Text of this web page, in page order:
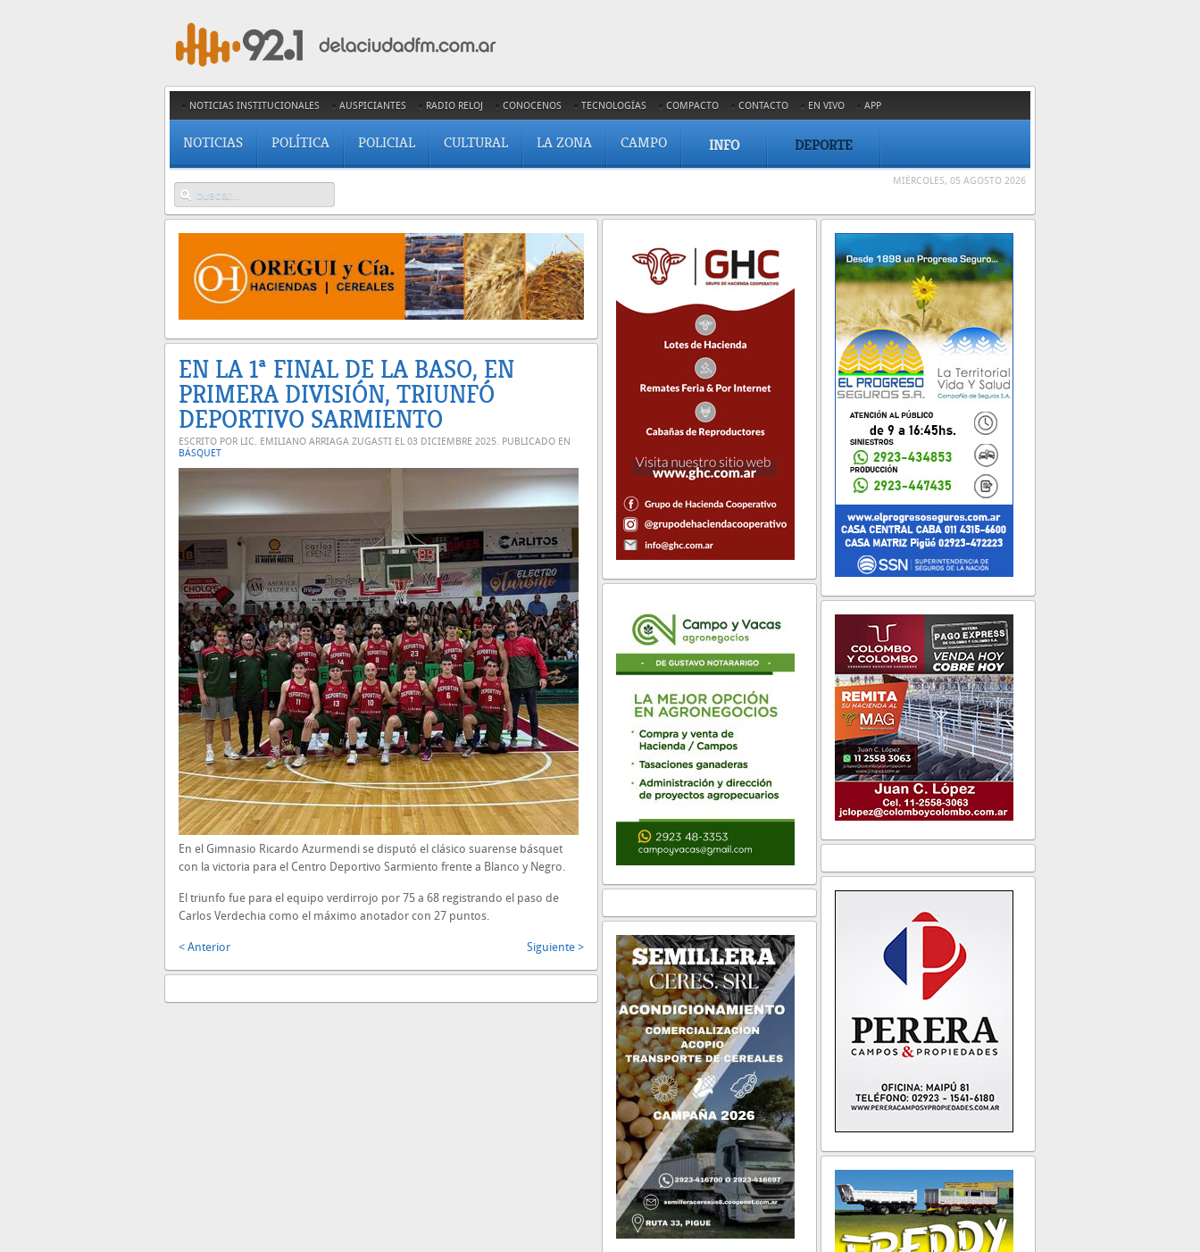
NOTICIAS INSTITUCIONALES AUSPICIANTES RADIO RELOJ CONOCENOS TECNOLOGÍAS COMPACTO CONTACTO EN VIVO APP
NOTICIAS POLÍTICA POLICIAL CULTURAL LA ZONA CAMPO INFO DEPORTE
MIÉRCOLES, 05 AGOSTO 2026
EN LA 1ª FINAL DE LA BASO, EN
PRIMERA DIVISIÓN, TRIUNFÓ
DEPORTIVO SARMIENTO
ESCRITO POR LIC. EMILIANO ARRIAGA ZUGASTI EL 03 DICIEMBRE 2025. PUBLICADO EN
BÁSQUET
En el Gimnasio Ricardo Azurmendi se disputó el clásico suarense básquet
con la victoria para el Centro Deportivo Sarmiento frente a Blanco y Negro.
El triunfo fue para el equipo verdirrojo por 75 a 68 registrando el paso de
Carlos Verdechia como el máximo anotador con 27 puntos.
< Anterior Siguiente >